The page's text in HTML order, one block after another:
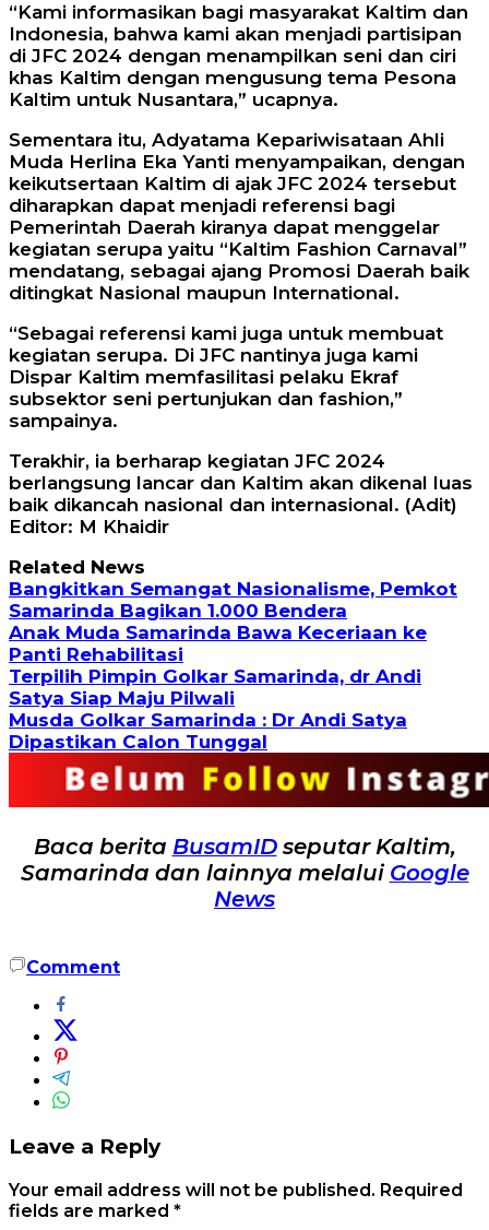
“Kami informasikan bagi masyarakat Kaltim dan
Indonesia, bahwa kami akan menjadi partisipan
di JFC 2024 dengan menampilkan seni dan ciri
khas Kaltim dengan mengusung tema Pesona
Kaltim untuk Nusantara,” ucapnya.
Sementara itu, Adyatama Kepariwisataan Ahli
Muda Herlina Eka Yanti menyampaikan, dengan
keikutsertaan Kaltim di ajak JFC 2024 tersebut
diharapkan dapat menjadi referensi bagi
Pemerintah Daerah kiranya dapat menggelar
kegiatan serupa yaitu “Kaltim Fashion Carnaval”
mendatang, sebagai ajang Promosi Daerah baik
ditingkat Nasional maupun International.
“Sebagai referensi kami juga untuk membuat
kegiatan serupa. Di JFC nantinya juga kami
Dispar Kaltim memfasilitasi pelaku Ekraf
subsektor seni pertunjukan dan fashion,”
sampainya.
Terakhir, ia berharap kegiatan JFC 2024
berlangsung lancar dan Kaltim akan dikenal luas
baik dikancah nasional dan internasional. (Adit)
Editor: M Khaidir
Related News
Bangkitkan Semangat Nasionalisme, Pemkot
Samarinda Bagikan 1.000 Bendera
Anak Muda Samarinda Bawa Keceriaan ke
Panti Rehabilitasi
Terpilih Pimpin Golkar Samarinda, dr Andi
Satya Siap Maju Pilwali
Musda Golkar Samarinda : Dr Andi Satya
Dipastikan Calon Tunggal
Baca berita BusamIDseputar Kaltim,
Samarinda dan lainnya melalui Google
News
Comment
Leave a Reply
Your email address will not be published. Required
fields are marked *